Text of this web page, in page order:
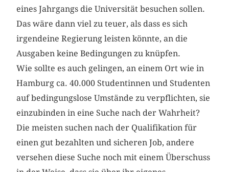
eines Jahrgangs die Universität besuchen sollen.
Das wäre dann viel zu teuer, als dass es sich
irgendeine Regierung leisten könnte, an die
Ausgaben keine Bedingungen zu knüpfen.
Wie sollte es auch gelingen, an einem Ort wie in
Hamburg ca. 40.000 Studentinnen und Studenten
auf bedingungslose Umstände zu verpflichten, sie
einzubinden in eine Suche nach der Wahrheit?
Die meisten suchen nach der Qualifikation für
einen gut bezahlten und sicheren Job, andere
versehen diese Suche noch mit einem Überschuss